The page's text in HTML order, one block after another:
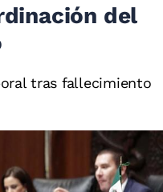
del
tras fallecimiento